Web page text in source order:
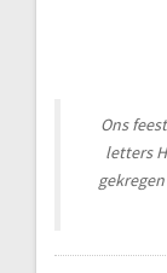
Ons
letters